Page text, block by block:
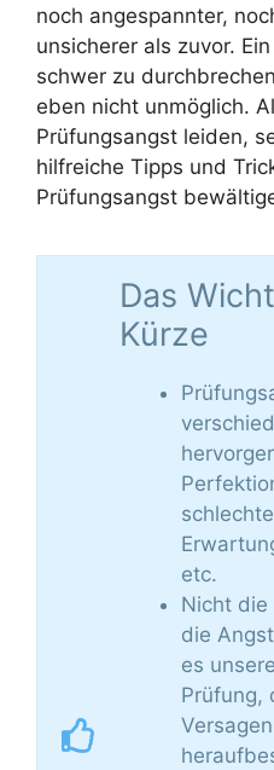
noch angespannter,
unsicherer als zuvor.
schwer zu
eben nicht unmöglich.
Prüfungsangst leiden,
hilfreiche Tipps und
Prüfungsangst
Das
Kürze
etc.
Nicht die
die
es
Prüfung,